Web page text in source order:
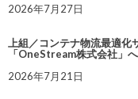
2026年7月27日
上組／コンテナ物流最適化
「OneStream株式会社」
2026年7月21日